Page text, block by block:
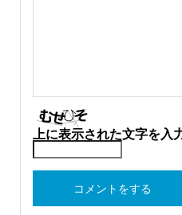
上に表示された文字を入